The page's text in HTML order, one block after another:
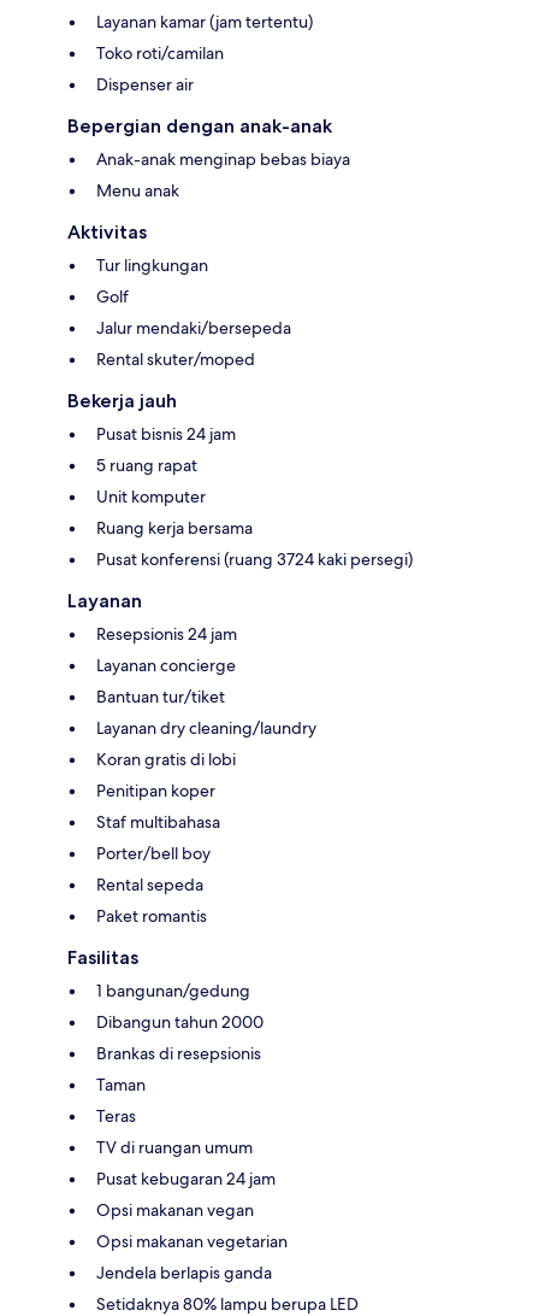
Layanan kamar (jam tertentu)
Toko roti/camilan
Dispenser air
Bepergian dengan anak-anak
Anak-anak menginap bebas biaya
Menu anak
Aktivitas
Tur lingkungan
Golf
Jalur mendaki/bersepeda
Rental skuter/moped
Bekerja jauh
Pusat bisnis 24 jam
5 ruang rapat
Unit komputer
Ruang kerja bersama
Pusat konferensi (ruang 3724 kaki persegi)
Layanan
Resepsionis 24 jam
Layanan concierge
Bantuan tur/tiket
Layanan dry cleaning/laundry
Koran gratis di lobi
Penitipan koper
Staf multibahasa
Porter/bell boy
Rental sepeda
Paket romantis
Fasilitas
1 bangunan/gedung
Dibangun tahun 2000
Brankas di resepsionis
Taman
Teras
TV di ruangan umum
Pusat kebugaran 24 jam
Opsi makanan vegan
Opsi makanan vegetarian
Jendela berlapis ganda
Setidaknya 80% lampu berupa LED